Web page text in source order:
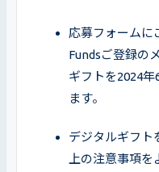
応募フォームに
Fundsご登録の
ギフトを2024
ます。
デジタルギフト
上の注意事項